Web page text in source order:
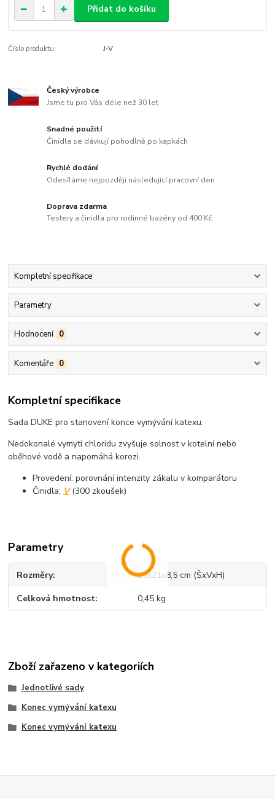
Přidat do košíku
Číslo produktu: J-V
Český výrobce
Jsme tu pro Vás déle než 30 let
Snadné použití
Činidla se dávkují pohodlně po kapkách
Rychlé dodání
Odesíláme nejpozději následující pracovní den
Doprava zdarma
Testery a činidla pro rodinné bazény od 400 Kč
Kompletní specifikace
Parametry
Hodnocení 0
Komentáře 0
Kompletní specifikace
Sada DUKE pro stanovení konce vymývání katexu.
Nedokonalé vymytí chloridu zvyšuje solnost v kotelní nebo
oběhové vodě a napomáhá korozi.
Provedení: porovnání intenzity zákalu v komparátoru
Činidla: V (300 zkoušek)
Parametry
Rozměry 25x21x8,5 cm (ŠxVxH)
Celková hmotnost 0,45 kg
Zboží zařazeno v kategoriích
Jednotlivé sady
Konec vymývání katexu
Konec vymývání katexu